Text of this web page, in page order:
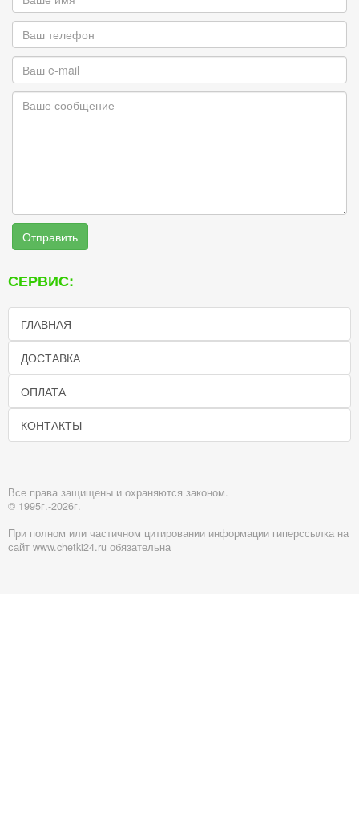
Отправить
СЕРВИС:
ГЛАВНАЯ
ДОСТАВКА
ОПЛАТА
КОНТАКТЫ
Все права защищены и охраняются законом.
© 1995г.-2026г.
При полном или частичном цитировании информации гиперссылка на
сайт www.chetki24.ru обязательна